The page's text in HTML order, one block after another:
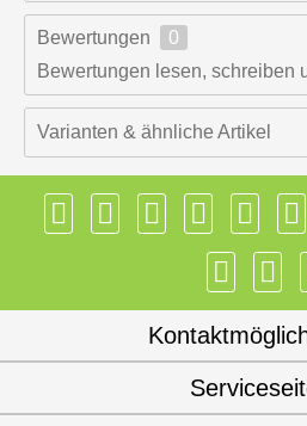
Bewertungen
0
Bewertungen lesen, schreiben
Varianten & ähnliche Artikel